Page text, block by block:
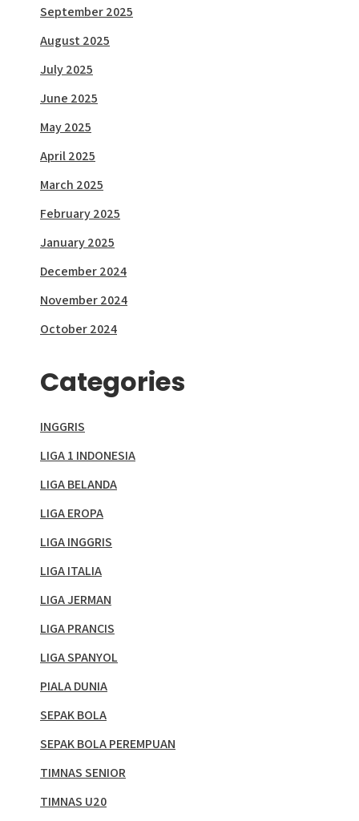
September 2025
August 2025
July 2025
June 2025
May 2025
April 2025
March 2025
February 2025
January 2025
December 2024
November 2024
October 2024
Categories
INGGRIS
LIGA 1 INDONESIA
LIGA BELANDA
LIGA EROPA
LIGA INGGRIS
LIGA ITALIA
LIGA JERMAN
LIGA PRANCIS
LIGA SPANYOL
PIALA DUNIA
SEPAK BOLA
SEPAK BOLA PEREMPUAN
TIMNAS SENIOR
TIMNAS U20